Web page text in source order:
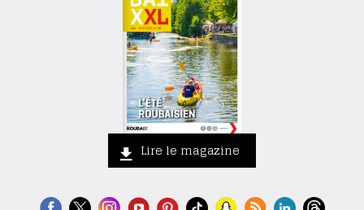
Lire le magazine